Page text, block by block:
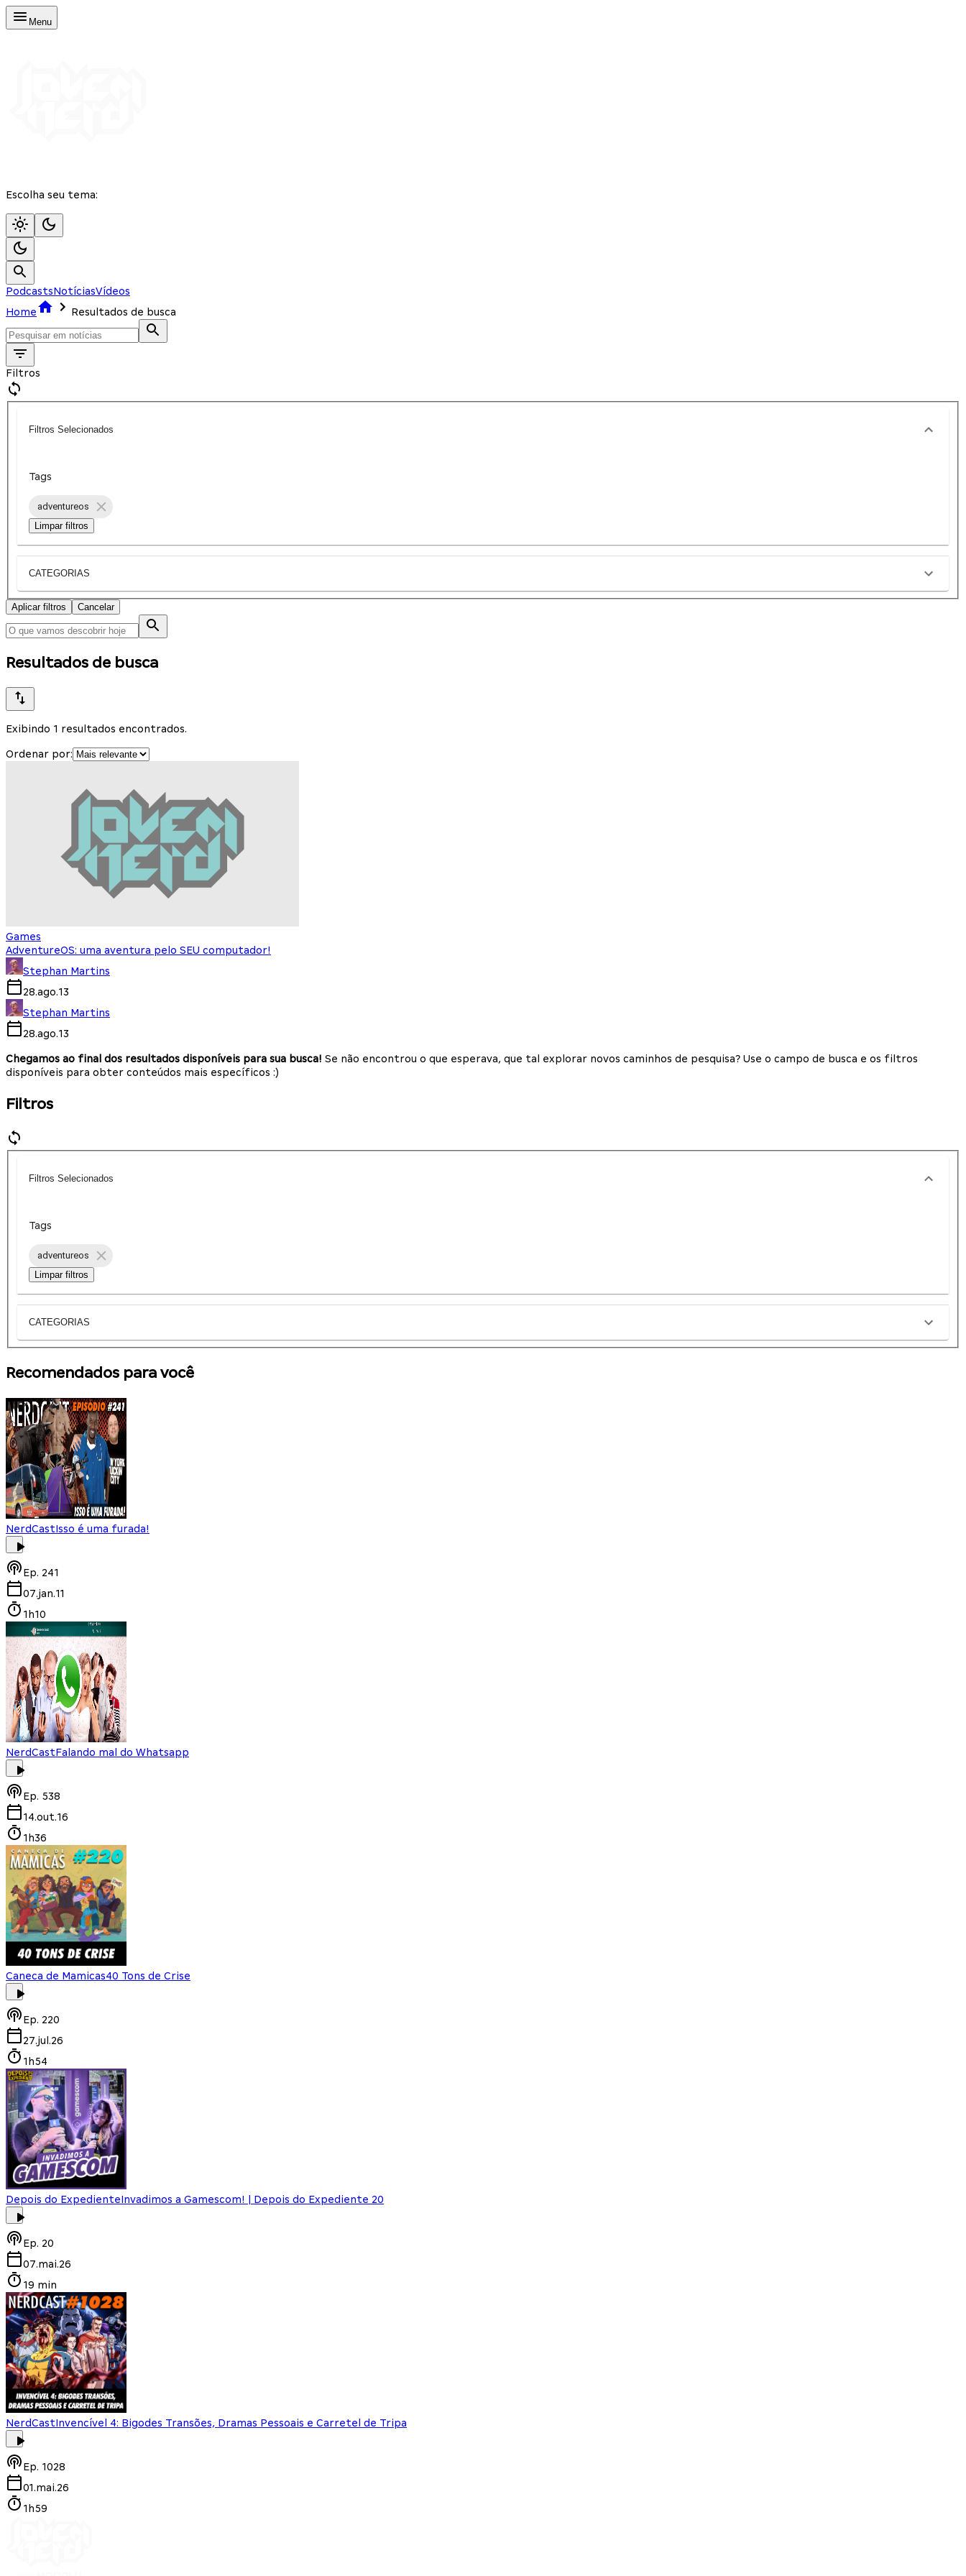
Menu
Escolha seu tema:
PodcastsNotíciasVídeos
Home
Resultados de busca
Filtros
Filtros Selecionados
Tags
adventureos
Limpar filtros
CATEGORIAS
Aplicar filtros Cancelar
Resultados de busca
Exibindo 1 resultados encontrados.
Ordenar por:
Games
AdventureOS: uma aventura pelo SEU computador!
Stephan Martins
28.ago.13
Stephan Martins
28.ago.13
Chegamos ao final dos resultados disponíveis para sua busca! Se não encontrou o que esperava, que tal explorar novos caminhos de pesquisa? Use o campo de busca e os filtros
disponíveis para obter conteúdos mais específicos :)
Filtros
Filtros Selecionados
Tags
adventureos
Limpar filtros
CATEGORIAS
Recomendados para você
NerdCastIsso é uma furada!
Ep. 241
07.jan.11
1h10
NerdCastFalando mal do Whatsapp
Ep. 538
14.out.16
1h36
Caneca de Mamicas40 Tons de Crise
Ep. 220
27.jul.26
1h54
Depois do ExpedienteInvadimos a Gamescom! | Depois do Expediente 20
Ep. 20
07.mai.26
19 min
NerdCastInvencível 4: Bigodes Transões, Dramas Pessoais e Carretel de Tripa
Ep. 1028
01.mai.26
1h59